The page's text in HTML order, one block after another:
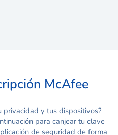
McAfee
y tus dispositivos?
para canjear tu clave
de seguridad de forma